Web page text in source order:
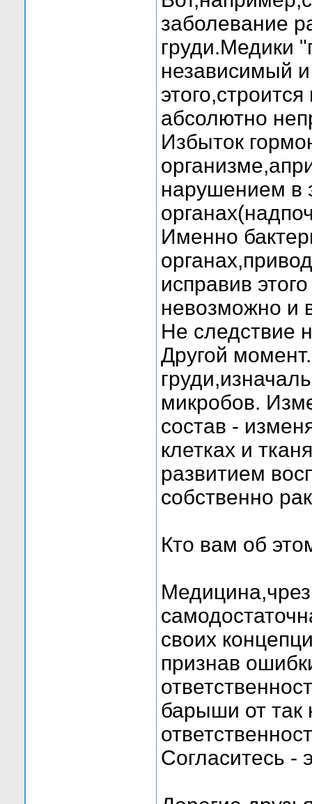
заболевание
груди.Медики
независимый
абсолютно
Избыток
нарушением в
Именно
исправив
невозможно и
Не следствие
Другой
микробов.
состав -
клетках и
развитием
собственно
Кто вам об
своих
признав
барыши от так
Согласитесь -